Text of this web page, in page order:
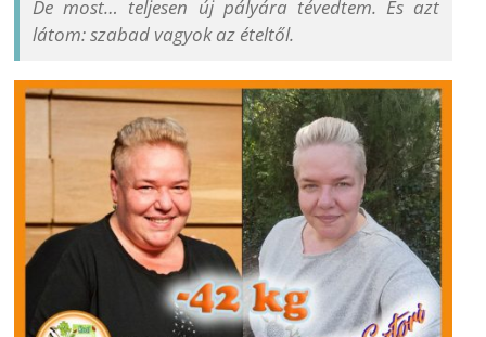
De most… teljesen új pályára tévedtem. És azt
látom: szabad vagyok az ételtől.